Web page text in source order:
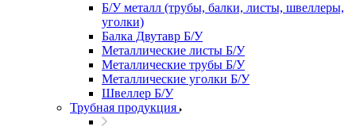
Б/У металл (трубы, балки, листы, швеллеры,
уголки)
Балка Двутавр Б/У
Металлические листы Б/У
Металлические трубы Б/У
Металлические уголки Б/У
Швеллер Б/У
Трубная продукция